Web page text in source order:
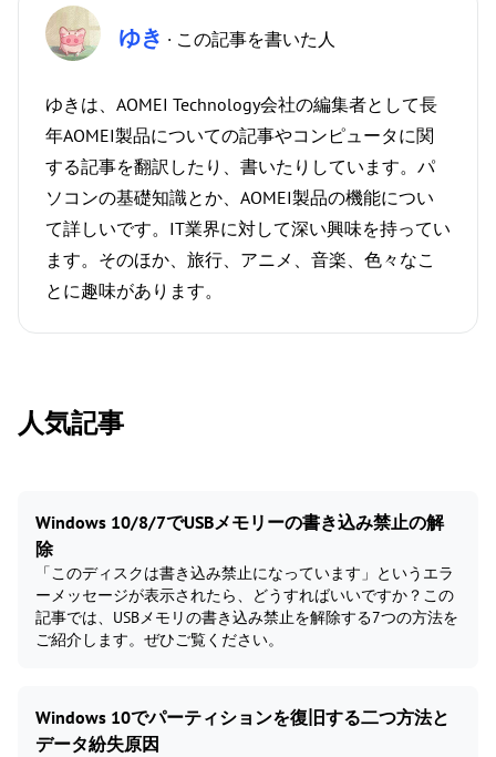
ゆき · この記事を書いた人
ゆきは、AOMEI Technology会社の編集者として長
年AOMEI製品についての記事やコンピュータに関
する記事を翻訳したり、書いたりしています。パ
ソコンの基礎知識とか、AOMEI製品の機能につい
て詳しいです。IT業界に対して深い興味を持ってい
ます。そのほか、旅行、アニメ、音楽、色々なこ
とに趣味があります。
人気記事
Windows 10/8/7でUSBメモリーの書き込み禁止の解
除
「このディスクは書き込み禁止になっています」というエラ
ーメッセージが表示されたら、どうすればいいですか？この
記事では、USBメモリの書き込み禁止を解除する7つの方法を
ご紹介します。ぜひご覧ください。
Windows 10でパーティションを復旧する二つ方法と
データ紛失原因